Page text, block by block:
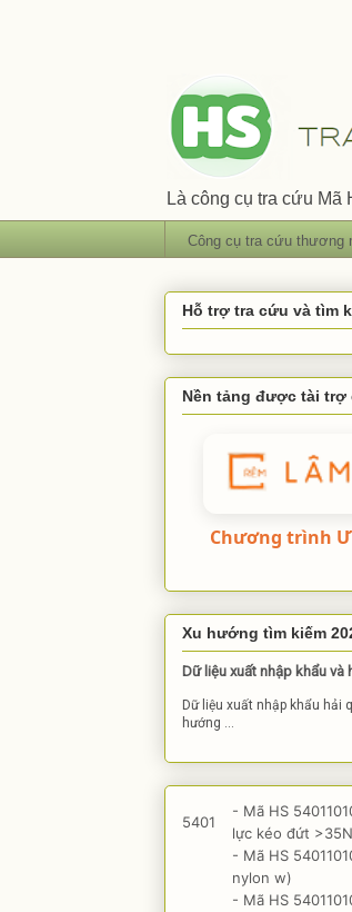
Là công cụ tra cứu
Công cụ tra cứu thương
Hỗ trợ tra cứu và tìm
Nền tảng được tài trợ
Chương trình
Xu hướng tìm kiếm
Dữ liệu xuất nhập khẩu
Dữ liệu xuất nhập khẩu hải
hướng ...
5401
- Mã HS
lực kéo đứt
- Mã HS
nylon w)
- Mã HS